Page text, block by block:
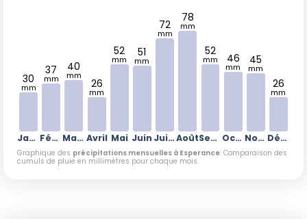
Janvier
30
mm
Février
37
mm
Mars
40
mm
Avril
26
mm
Mai
52
mm
Juin
51
mm
Juillet
72
mm
Août
78
mm
Septembre
52
mm
Octobre
46
mm
Novembre
45
mm
Décembre
26
mm
Graphique des précipitations mensuelles à Esperance. Comparaison des
cumuls de pluie en millimètres pour chaque mois.